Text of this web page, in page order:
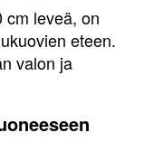
cm leveä, on
eteen.
valon ja